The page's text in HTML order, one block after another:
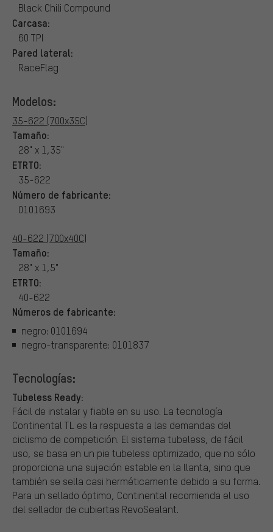
Black Chili Compound
Carcasa:
60 TPI
Pared lateral:
RaceFlag
Modelos:
35-622 (700x35C)
Tamaño:
28" x 1,35"
ETRTO:
35-622
Número de fabricante:
0101693
40-622 (700x40C)
Tamaño:
28" x 1,5"
ETRTO:
40-622
Números de fabricante:
negro: 0101694
negro-transparente: 0101837
Tecnologías:
Tubeless Ready:
Fácil de instalar y fiable en su uso. La tecnología
Continental TL es la respuesta a las demandas del
ciclismo de competición. El sistema tubeless, de fácil
uso, se basa en un pie tubeless optimizado, que no sólo
proporciona una sujeción estable en la llanta, sino que
también se sella casi herméticamente debido a su forma.
Para un sellado óptimo, Continental recomienda el uso
del sellador de cubiertas RevoSealant.